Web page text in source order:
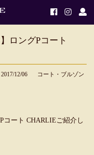
ロングPコート
2017/12/06 コート・ブルゾン
コート CHARLIEご紹介し